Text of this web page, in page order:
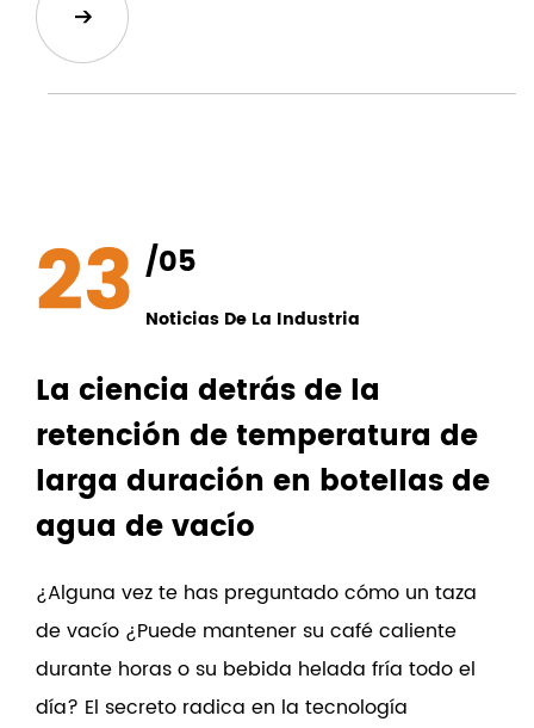
23 /05
Noticias De La Industria
La ciencia detrás de la
retención de temperatura de
larga duración en botellas de
agua de vacío
¿Alguna vez te has preguntado cómo un taza
de vacío ¿Puede mantener su café caliente
durante horas o su bebida helada fría todo el
día? El secreto radica en la tecnología